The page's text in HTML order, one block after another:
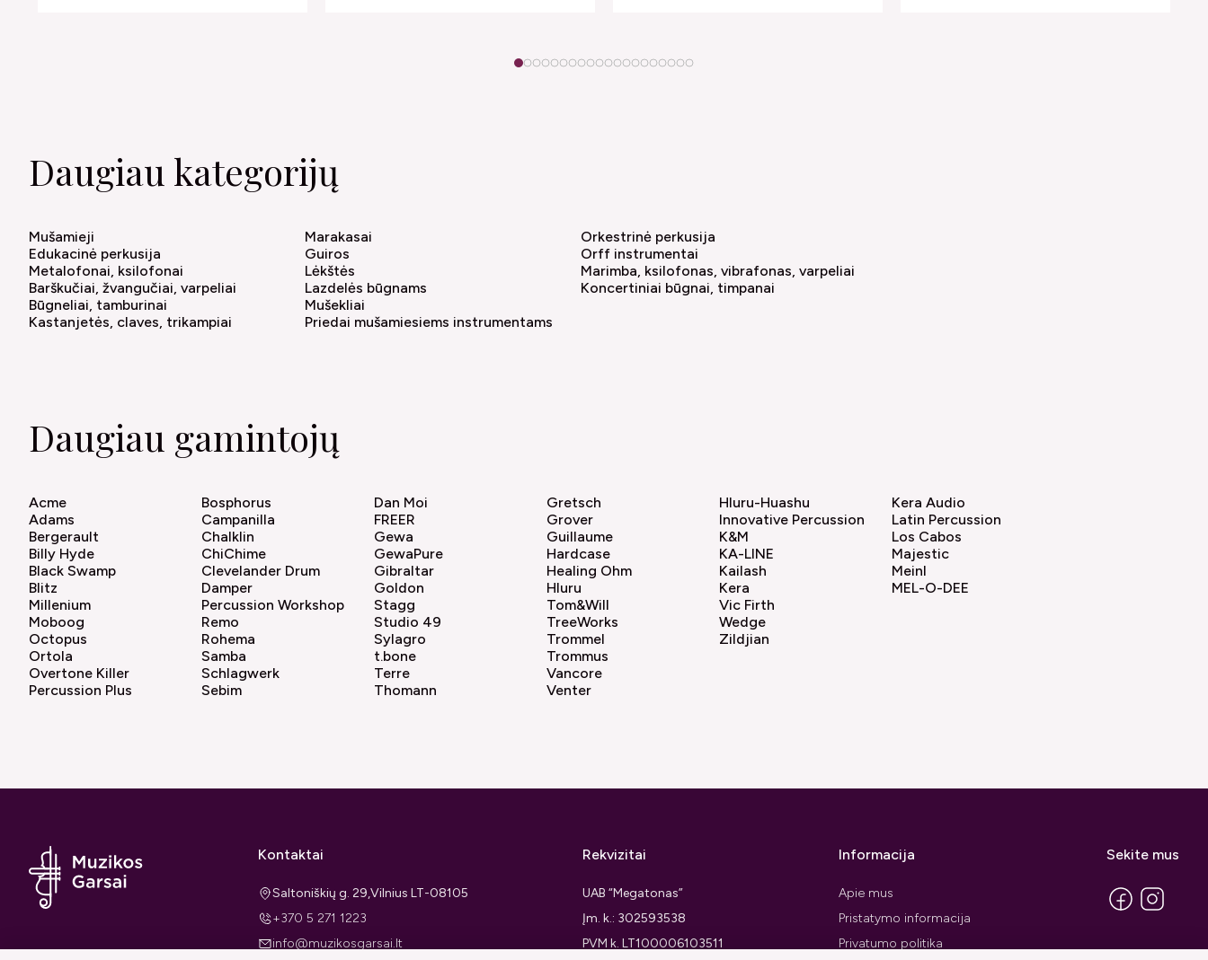
1 2 3 4 5 6 7 8 91011121314151617181920
Daugiau kategorijų
Mušamieji
Edukacinė perkusija
Metalofonai, ksilofonai
Barškučiai, žvangučiai, varpeliai
Būgneliai, tamburinai
Kastanjetės, claves, trikampiai
Marakasai
Guiros
Lėkštės
Lazdelės būgnams
Mušekliai
Priedai mušamiesiems instrumentams
Orkestrinė perkusija
Orff instrumentai
Marimba, ksilofonas, vibrafonas, varpeliai
Koncertiniai būgnai, timpanai
Daugiau gamintojų
Acme
Adams
Bergerault
Billy Hyde
Black Swamp
Blitz
Bosphorus
Campanilla
Chalklin
ChiChime
Clevelander Drum
Damper
Dan Moi
FREER
Gewa
GewaPure
Gibraltar
Goldon
Gretsch
Grover
Guillaume
Hardcase
Healing Ohm
Hluru
Hluru-Huashu
Innovative Percussion
K&M
KA-LINE
Kailash
Kera
Kera Audio
Latin Percussion
Los Cabos
Majestic
Meinl
MEL-O-DEE
Millenium
Moboog
Octopus
Ortola
Overtone Killer
Percussion Plus
Percussion Workshop
Remo
Rohema
Samba
Schlagwerk
Sebim
Stagg
Studio 49
Sylagro
t.bone
Terre
Thomann
Tom&Will
TreeWorks
Trommel
Trommus
Vancore
Venter
Vic Firth
Wedge
Zildjian
Kontaktai
Saltoniškių g. 29,Vilnius LT-08105
+370 5 271 1223
info@muzikosgarsai.lt
Rekvizitai
UAB “Megatonas”
Įm. k.: 302593538
PVM k. LT100006103511
Informacija
Apie mus
Pristatymo informacija
Privatumo politika
Sekite mus